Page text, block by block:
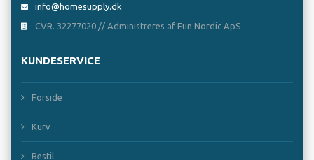
info@homesupply.dk
CVR. 32277020 // Administreres af Fun Nordic ApS
KUNDESERVICE
Forside
Kurv
Bestil